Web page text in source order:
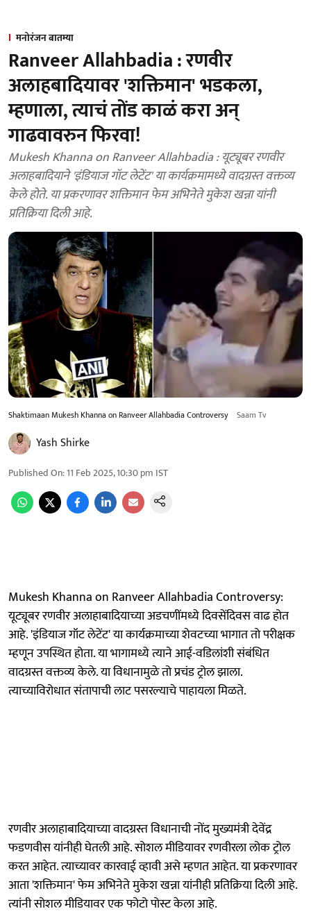
मनोरंजन बातम्या
Ranveer Allahbadia : रणवीर
अलाहबादियावर 'शक्तिमान' भडकला,
म्हणाला, त्याचं तोंड काळं करा अन्
गाढवावरुन फिरवा!
Mukesh Khanna on Ranveer Allahbadia : यूट्यूबर रणवीर
अलाहबादियाने 'इंडियाज गॉट लेटेंट' या कार्यक्रमामध्ये वादग्रस्त वक्तव्य
केले होते. या प्रकरणावर शक्तिमान फेम अभिनेते मुकेश खन्ना यांनी
प्रतिक्रिया दिली आहे.
Shaktimaan Mukesh Khanna on Ranveer Allahbadia Controversy Saam Tv
Yash Shirke
Published On:11 Feb 2025, 10:30 pm IST
Mukesh Khanna on Ranveer Allahbadia Controversy:
यूट्यूबर रणवीर अलाहाबादियाच्या अडचणींमध्ये दिवसेंदिवस वाढ होत
आहे. 'इंडियाज गॉट लेटेंट' या कार्यक्रमाच्या शेवटच्या भागात तो परीक्षक
म्हणून उपस्थित होता. या भागामध्ये त्याने आई-वडिलांशी संबंधित
वादग्रस्त वक्तव्य केले. या विधानामुळे तो प्रचंड ट्रोल झाला.
त्याच्याविरोधात संतापाची लाट पसरल्याचे पाहायला मिळते.
रणवीर अलाहाबादियाच्या वादग्रस्त विधानाची नोंद मुख्यमंत्री देवेंद्र
फडणवीस यांनीही घेतली आहे. सोशल मीडियावर रणवीरला लोक ट्रोल
करत आहेत. त्याच्यावर कारवाई व्हावी असे म्हणत आहेत. या प्रकरणावर
आता 'शक्तिमान' फेम अभिनेते मुकेश खन्ना यांनीही प्रतिक्रिया दिली आहे.
त्यांनी सोशल मीडियावर एक फोटो पोस्ट केला आहे.